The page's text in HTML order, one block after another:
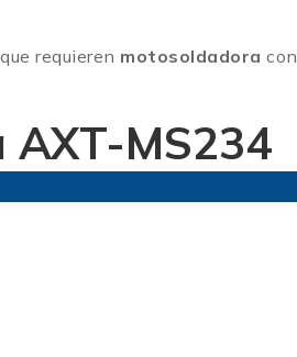
requieren motosoldadora con
MS234